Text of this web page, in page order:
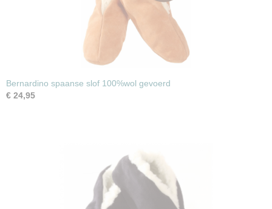
Bernardino spaanse slof 100%wol gevoerd
€ 24,95